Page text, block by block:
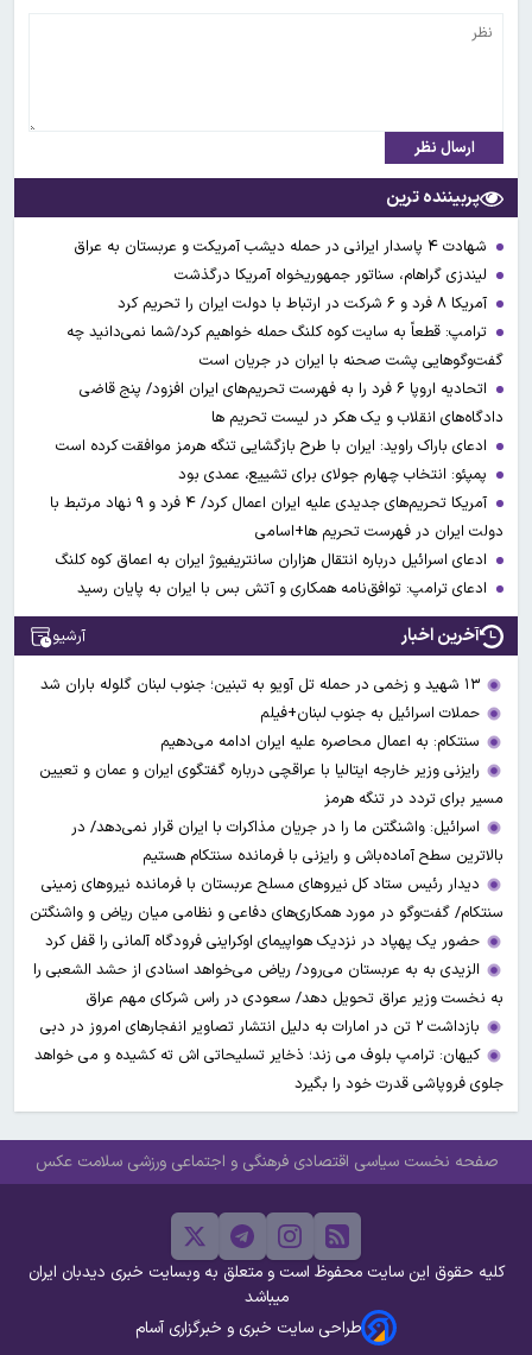
ارسال نظر
پربیننده ترین
شهادت ۴ پاسدار ایرانی در حمله دیشب آمریکت و عربستان به عراق
لیندزی گراهام، سناتور جمهوریخواه آمریکا درگذشت
آمریکا ۸ فرد و ۶ شرکت در ارتباط با دولت ایران را تحریم کرد
ترامپ: قطعاً به سایت کوه کلنگ حمله خواهیم کرد/شما نمی‌دانید چه
گفت‌وگوهایی پشت صحنه با ایران در جریان است
اتحادیه اروپا ۶ فرد را به فهرست تحریم‌های ایران افزود/ پنج قاضی
دادگاه‌های انقلاب و یک هکر در لیست تحریم ها
ادعای باراک راوید: ایران با طرح بازگشایی تنگه هرمز موافقت کرده است
پمپئو: انتخاب چهارم جولای برای تشییع، عمدی بود
آمریکا تحریم‌های جدیدی علیه ایران اعمال کرد/ ۴ فرد و ۹ نهاد مرتبط با
دولت ایران در فهرست تحریم ها+اسامی
ادعای اسرائیل درباره انتقال هزاران سانتریفیوژ ایران به اعماق کوه کلنگ
ادعای ترامپ: توافق‌نامه همکاری و آتش بس با ایران به پایان رسید
آخرین اخبار آرشیو
۱۳ شهید و زخمی در حمله تل آویو به تبنین؛ جنوب لبنان گلوله باران شد
حملات اسرائیل به جنوب لبنان+فیلم
سنتکام: به اعمال محاصره علیه ایران ادامه می‌دهیم
رایزنی وزیر خارجه ایتالیا با عراقچی درباره گفتگوی ایران و عمان و تعیین
مسیر برای تردد در تنگه هرمز
اسرائیل: واشنگتن ما را در جریان مذاکرات با ایران قرار نمی‌دهد/ در
بالاترین سطح آماده‌باش و رایزنی با فرمانده سنتکام هستیم
دیدار رئیس ستاد کل نیروهای مسلح عربستان با فرمانده نیروهای زمینی
سنتکام/ گفت‌وگو در مورد همکاری‌های دفاعی و نظامی میان ریاض و واشنگتن
حضور یک پهپاد در نزدیک هواپیمای اوکراینی فرودگاه آلمانی را قفل کرد
الزیدی به به عربستان می‌رود/ ریاض می‌خواهد اسنادی از حشد الشعبی را
به نخست وزیر عراق تحویل دهد/ سعودی در راس شرکای مهم عراق
بازداشت ۲ تن در امارات به‌ دلیل انتشار تصاویر انفجارهای امروز در دبی
کیهان: ترامپ بلوف می زند؛ ذخایر تسلیحاتی اش ته کشیده و می خواهد
جلوی فروپاشی قدرت خود را بگیرد
صفحه نخست سیاسی اقتصادی فرهنگی و اجتماعی ورزشی سلامت عکس
کلیه حقوق این سایت محفوظ است و متعلق به وبسایت خبری دیدبان ایران
میباشد
طراحی سایت خبری و خبرگزاری آسام